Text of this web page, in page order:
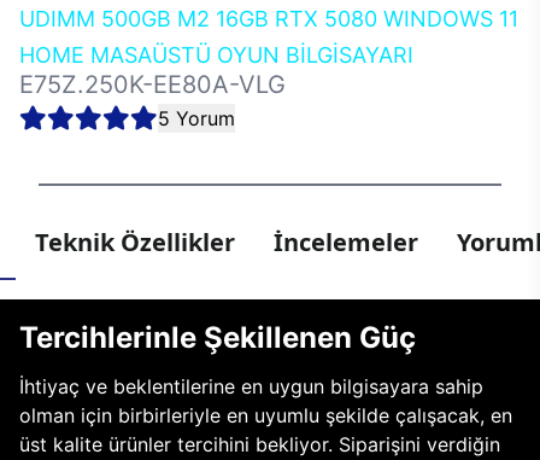
UDIMM 500GB M2 16GB RTX 5080 WINDOWS 11
HOME MASAÜSTÜ OYUN BİLGİSAYARI
E75Z.250K-EE80A-VLG
5 Yorum
Teknik Özellikler İncelemeler
Tercihlerinle Şekillenen Güç
İhtiyaç ve beklentilerine en uygun bilgisayara sahip
olman için birbirleriyle en uyumlu şekilde çalışacak, en
üst kalite ürünler tercihini bekliyor. Siparişini verdiğin